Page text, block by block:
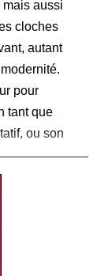
mais aussi
cloches
autant
pour
tant que
ou son